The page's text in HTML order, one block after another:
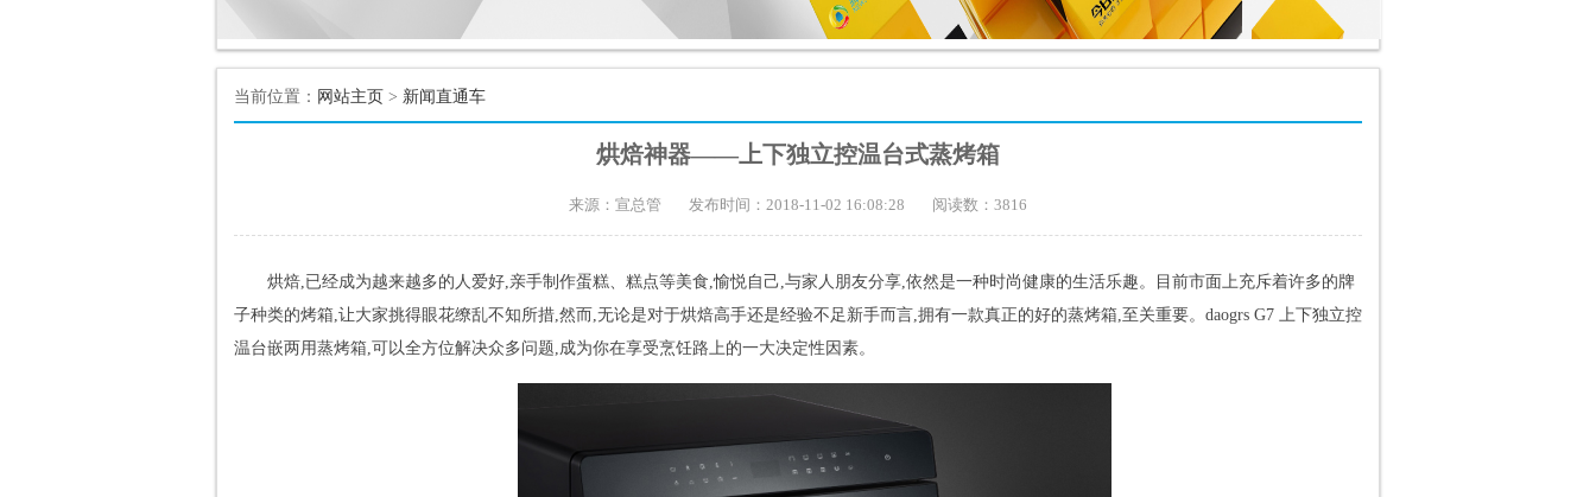
当前位置： 网站主页 > 新闻直通车
烘焙神器——上下独立控温台式蒸烤箱
来源：宣总管 发布时间：2018-11-02 16:08:28 阅读数：3816
烘焙,已经成为越来越多的人爱好,亲手制作蛋糕、糕点等美食,愉悦自己,与家人朋友分享,依然是一种时尚健康的生活乐趣。目前市面上充斥着许多的牌
子种类的烤箱,让大家挑得眼花缭乱不知所措,然而,无论是对于烘焙高手还是经验不足新手而言,拥有一款真正的好的蒸烤箱,至关重要。daogrs G7 上下独立控
温台嵌两用蒸烤箱,可以全方位解决众多问题,成为你在享受烹饪路上的一大决定性因素。